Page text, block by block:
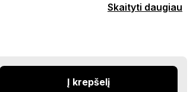
Skaityti daugiau
Į krepšelį